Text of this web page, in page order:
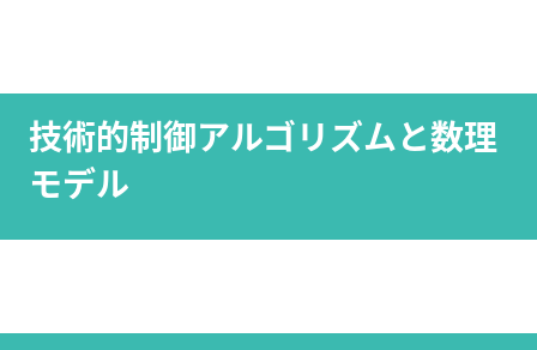
技術的制御アルゴリズムと数理
モデル